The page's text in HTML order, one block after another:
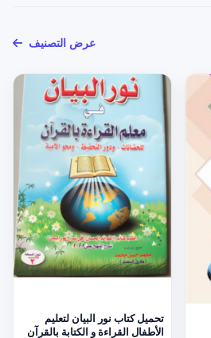
عرض التصنيف
تحميل كتاب نور البيان لتعليم
الأطفال القراءة و الكتابة بالقرآن